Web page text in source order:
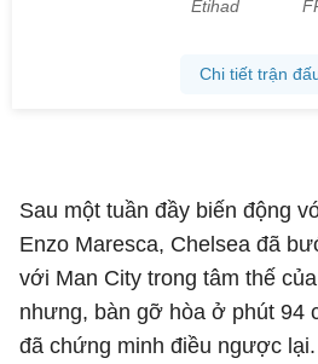
Sau một tuần đầy biến động
Enzo Maresca, Chelsea đã
với Man City trong tâm thế
nhưng, bàn gỡ hòa ở phút 94
đã chứng minh điều ngược lại.